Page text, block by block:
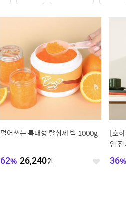
덜어쓰는 특대형 탈취제 빅 1000g
62% 26,240원 좋
[호
엄
36%